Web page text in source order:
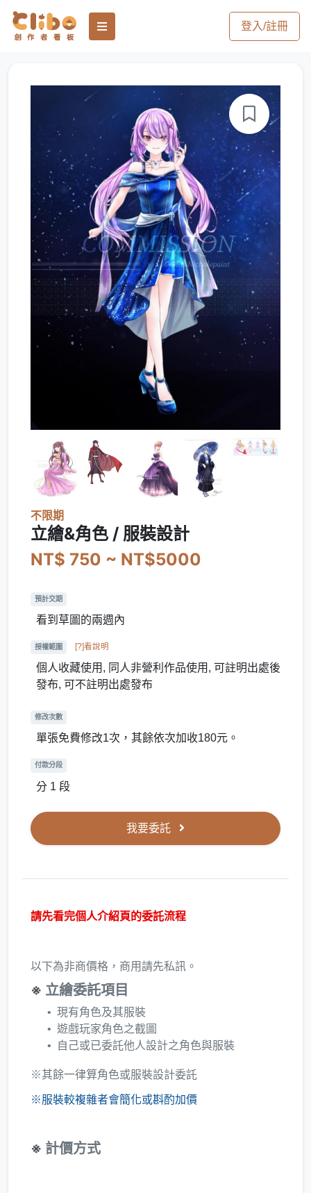
登入/註冊
不限期
立繪&角色 / 服裝設計
NT$ 750 ~ NT$5000
預計交期
看到草圖的兩週內
授權範圍 [?]看說明
個人收藏使用, 同人非營利作品使用, 可註明出處後
發布, 可不註明出處發布
修改次數
單張免費修改1次，其餘依次加收180元。
付款分段
分 1 段
我要委託
請先看完個人介紹頁的委託流程
以下為非商價格，商用請先私訊。
※ 立繪委託項目
現有角色及其服裝
遊戲玩家角色之截圖
自己或已委託他人設計之角色與服裝
※其餘一律算角色或服裝設計委託
※服裝較複雜者會簡化或斟酌加價
※ 計價方式